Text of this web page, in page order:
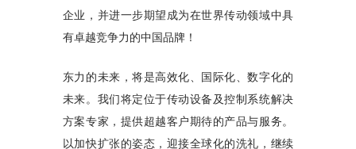
企业，并进一步期望成为在世界传动领域中具
有卓越竞争力的中国品牌！
东力的未来，将是高效化、国际化、数字化的
未来。我们将定位于传动设备及控制系统解决
方案专家，提供超越客户期待的产品与服务。
以加快扩张的姿态，迎接全球化的洗礼，继续